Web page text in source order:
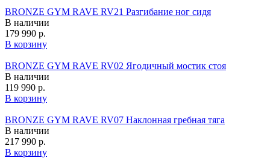
BRONZE GYM RAVE RV21 Разгибание ног сидя
В наличии
179 990 р.
В корзину
BRONZE GYM RAVE RV02 Ягодичный мостик стоя
В наличии
119 990 р.
В корзину
BRONZE GYM RAVE RV07 Наклонная гребная тяга
В наличии
217 990 р.
В корзину